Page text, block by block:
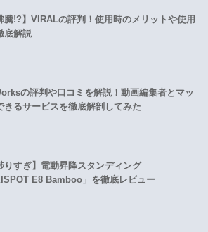
騰!?】VIRALの評判！使用時のメリットや使用
底解説
の評判や口コミを解説！動画編集者とマッ
きるサービスを徹底解剖してみた
りすぎ】電動昇降スタンディング
E8 Bamboo」を徹底レビュー